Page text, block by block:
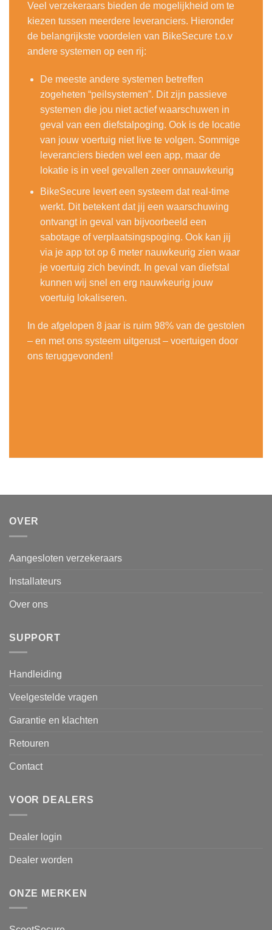
Veel verzekeraars bieden de mogelijkheid om te
kiezen tussen meerdere leveranciers. Hieronder
de belangrijkste voordelen van BikeSecure t.o.v
andere systemen op een rij:
De meeste andere systemen betreffen
zogeheten “peilsystemen”. Dit zijn passieve
systemen die jou niet actief waarschuwen in
geval van een diefstalpoging. Ook is de locatie
van jouw voertuig niet live te volgen. Sommige
leveranciers bieden wel een app, maar de
lokatie is in veel gevallen zeer onnauwkeurig
BikeSecure levert een systeem dat real-time
werkt. Dit betekent dat jij een waarschuwing
ontvangt in geval van bijvoorbeeld een
sabotage of verplaatsingspoging. Ook kan jij
via je app tot op 6 meter nauwkeurig zien waar
je voertuig zich bevindt. In geval van diefstal
kunnen wij snel en erg nauwkeurig jouw
voertuig lokaliseren.
In de afgelopen 8 jaar is ruim 98% van de gestolen
– en met ons systeem uitgerust – voertuigen door
ons teruggevonden!
OVER
Aangesloten verzekeraars
Installateurs
Over ons
SUPPORT
Handleiding
Veelgestelde vragen
Garantie en klachten
Retouren
Contact
VOOR DEALERS
Dealer login
Dealer worden
ONZE MERKEN